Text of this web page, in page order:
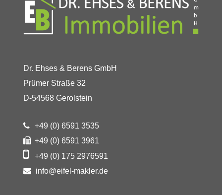
Dr. Ehses & Berens GmbH
Prümer Straße 32
D-54568 Gerolstein
+49 (0) 6591 3535
+49 (0) 6591 3961
+49 (0) 175 2976591
info@eifel-makler.de